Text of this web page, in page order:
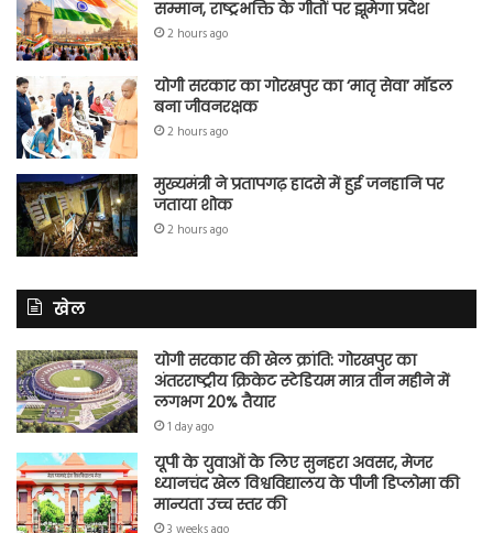
सम्मान, राष्ट्रभक्ति के गीतों पर झूमेगा प्रदेश
2 hours ago
योगी सरकार का गोरखपुर का ‘मातृ सेवा’ मॉडल
बना जीवनरक्षक
2 hours ago
मुख्यमंत्री ने प्रतापगढ़ हादसे में हुई जनहानि पर
जताया शोक
2 hours ago
खेल
योगी सरकार की खेल क्रांति: गोरखपुर का
अंतरराष्ट्रीय क्रिकेट स्टेडियम मात्र तीन महीने में
लगभग 20% तैयार
1 day ago
यूपी के युवाओं के लिए सुनहरा अवसर, मेजर
ध्यानचंद खेल विश्वविद्यालय के पीजी डिप्लोमा की
मान्यता उच्च स्तर की